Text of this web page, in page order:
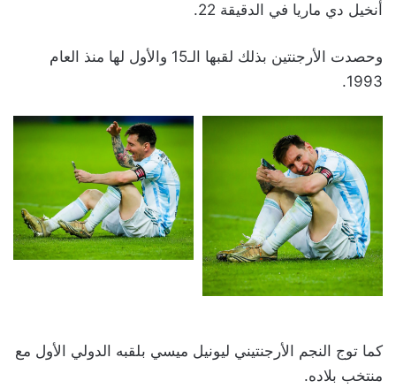
أنخيل دي ماريا في الدقيقة 22.
وحصدت الأرجنتين بذلك لقبها الـ15 والأول لها منذ العام
1993.
كما توج النجم الأرجنتيني ليونيل ميسي بلقبه الدولي الأول مع
منتخب بلاده.